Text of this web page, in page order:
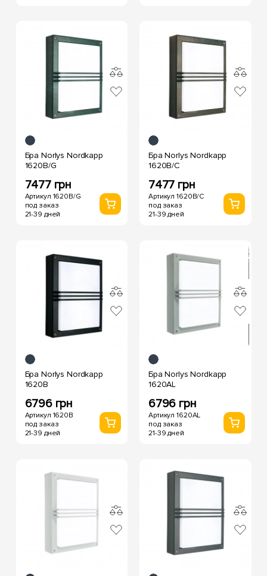
Бра Norlys Nordkapp
1620B/G
7477 грн
Артикул 1620B/G
под заказ
21-39 дней
Бра Norlys Nordkapp
1620B/C
7477 грн
Артикул 1620B/C
под заказ
21-39 дней
Бра Norlys Nordkapp
1620B
6796 грн
Артикул 1620B
под заказ
21-39 дней
Бра Norlys Nordkapp
1620AL
6796 грн
Артикул 1620AL
под заказ
21-39 дней